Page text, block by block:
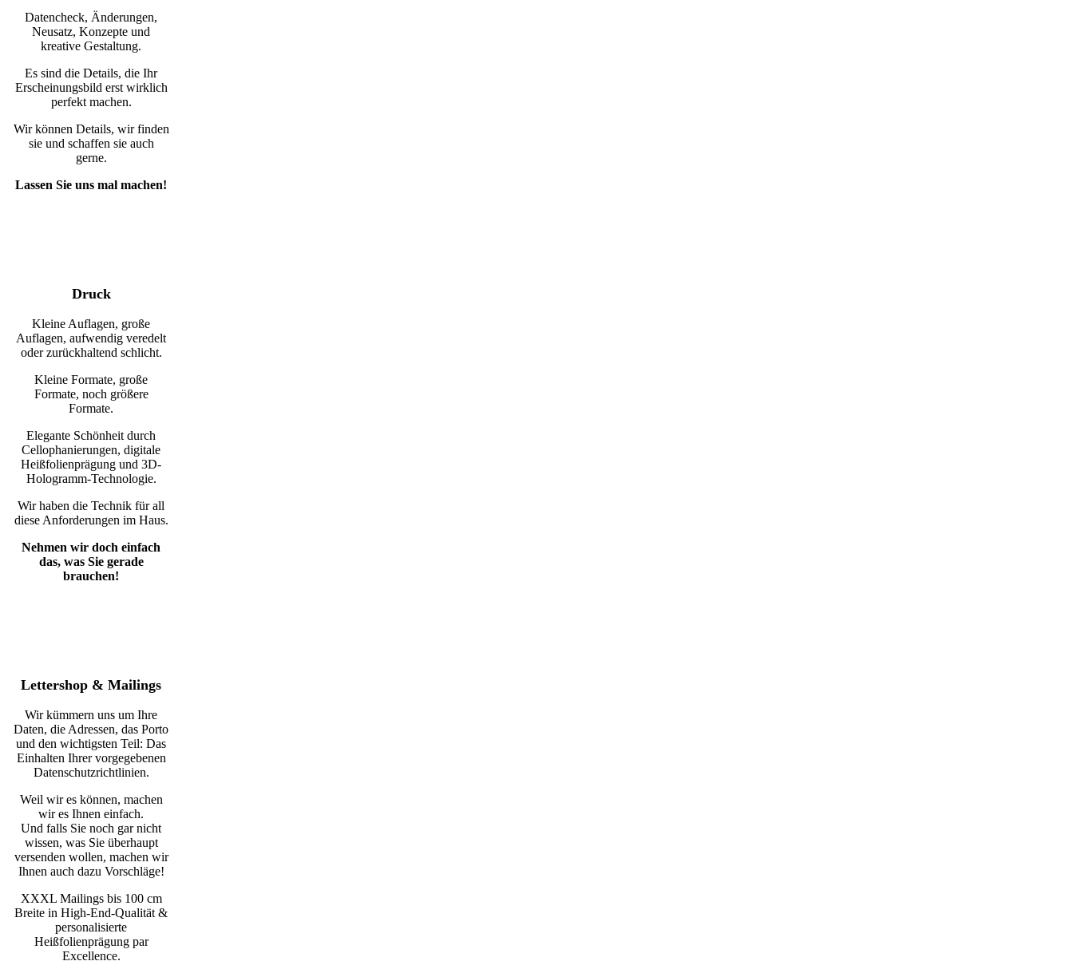
Datencheck, Änderungen,
Neusatz, Konzepte und
kreative Gestaltung.
Es sind die Details, die Ihr
Erscheinungsbild erst wirklich
perfekt machen.
Wir können Details, wir finden
sie und schaffen sie auch
gerne.
Lassen Sie uns mal machen!
Druck
Kleine Auflagen, große
Auflagen, aufwendig veredelt
oder zurückhaltend schlicht.
Kleine Formate, große
Formate, noch größere
Formate.
Elegante Schönheit durch
Cellophanierungen, digitale
Heißfolienprägung und 3D-
Hologramm-Technologie.
Wir haben die Technik für all
diese Anforderungen im Haus.
Nehmen wir doch einfach
das, was Sie gerade
brauchen!
Lettershop & Mailings
Wir kümmern uns um Ihre
Daten, die Adressen, das Porto
und den wichtigsten Teil: Das
Einhalten Ihrer vorgegebenen
Datenschutzrichtlinien.
Weil wir es können, machen
wir es Ihnen einfach.
Und falls Sie noch gar nicht
wissen, was Sie überhaupt
versenden wollen, machen wir
Ihnen auch dazu Vorschläge!
XXXL Mailings bis 100 cm
Breite in High-End-Qualität &
personalisierte
Heißfolienprägung par
Excellence.